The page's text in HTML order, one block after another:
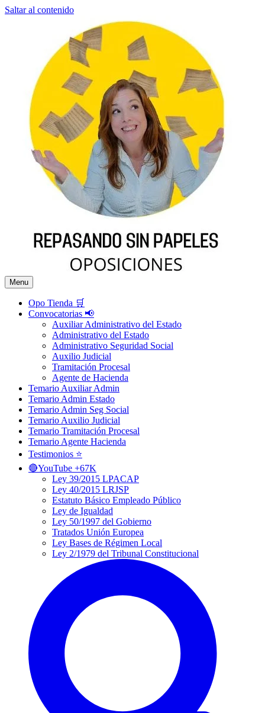
Saltar al contenido
Menu
Opo Tienda 🛒
Convocatorias 📢
Auxiliar Administrativo del Estado
Administrativo del Estado
Administrativo Seguridad Social
Auxilio Judicial
Tramitación Procesal
Agente de Hacienda
Temario Auxiliar Admin
Temario Admin Estado
Temario Admin Seg Social
Temario Auxilio Judicial
Temario Tramitación Procesal
Temario Agente Hacienda
Testimonios ⭐️
🔴YouTube +67K
Ley 39/2015 LPACAP
Ley 40/2015 LRJSP
Estatuto Básico Empleado Público
Ley de Igualdad
Ley 50/1997 del Gobierno
Tratados Unión Europea
Ley Bases de Régimen Local
Ley 2/1979 del Tribunal Constitucional